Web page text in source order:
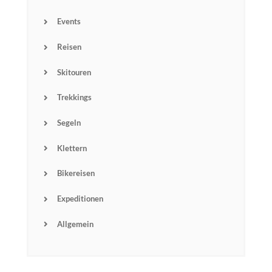
Events
Reisen
Skitouren
Trekkings
Segeln
Klettern
Bikereisen
Expeditionen
Allgemein